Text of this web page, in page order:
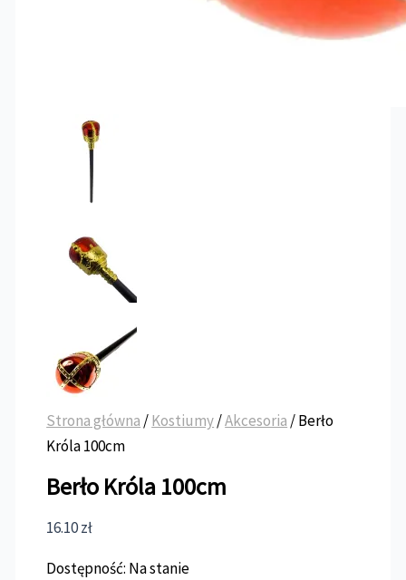
Strona główna /Kostiumy/Akcesoria / Berło
Króla 100cm
Berło Króla 100cm
16.10zł
Dostępność: Na stanie